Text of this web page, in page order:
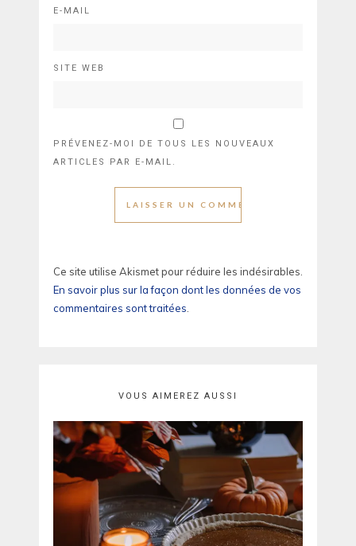
E-MAIL
SITE WEB
PRÉVENEZ-MOI DE TOUS LES NOUVEAUX
ARTICLES PAR E-MAIL.
Ce site utilise Akismet pour réduire les indésirables.
En savoir plus sur la façon dont les données de vos
commentaires sont traitées
VOUS AIMEREZ AUSSI